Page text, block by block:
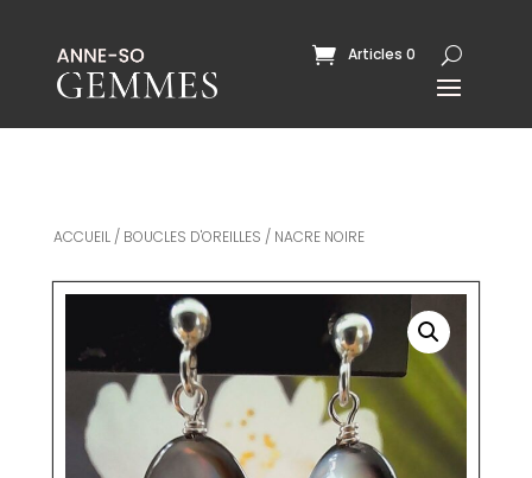
Articles 0
ACCUEIL/ BOUCLES D'OREILLES / NACRE NOIRE